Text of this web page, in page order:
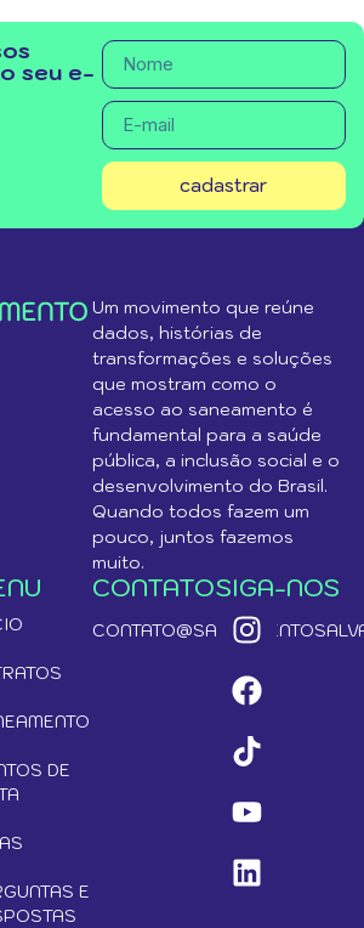
seu e-
cadastrar
Um movimento que reúne
dados, histórias de
transformações e soluções
que mostram como o
acesso ao saneamento é
fundamental para a saúde
pública, a inclusão social e o
desenvolvimento do Brasil.
Quando todos fazem um
pouco, juntos fazemos
muito.
DE
E
CONTATOSIGA-NOS